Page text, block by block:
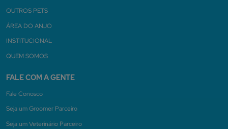
OUTROS PETS
ÁREA DO ANJO
INSTITUCIONAL
QUEM SOMOS
FALE COM A GENTE
Fale Conosco
Seja um Groomer Parceiro
Seja um Veterinário Parceiro